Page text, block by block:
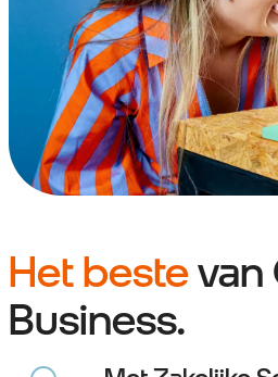
Het bestevan
Business.